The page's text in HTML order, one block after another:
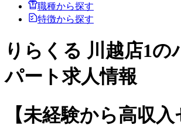
職種から探す
特徴から探す
りらくる 川越店1の
パート求人情報
【未経験から高収